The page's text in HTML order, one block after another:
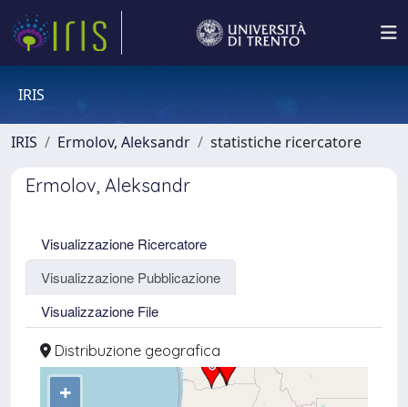
IRIS
IRIS Ermolov, Aleksandr statistiche ricercatore
Ermolov, Aleksandr
Visualizzazione Ricercatore
Visualizzazione Pubblicazione
Visualizzazione File
Distribuzione geografica
+